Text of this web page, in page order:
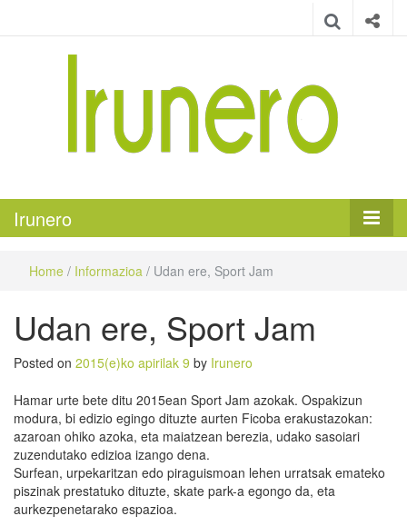
Irunero
Home / Informazioa / Udan ere, Sport Jam
Udan ere, Sport Jam
Posted on 2015(e)ko apirilak 9 by Irunero
Hamar urte bete ditu 2015ean Sport Jam azokak. Ospakizun
modura, bi edizio egingo dituzte aurten Ficoba erakustazokan:
azaroan ohiko azoka, eta maiatzean berezia, udako sasoiari
zuzendutako edizioa izango dena.
Surfean, urpekaritzan edo piraguismoan lehen urratsak emateko
piszinak prestatuko dituzte, skate park-a egongo da, eta
aurkezpenetarako espazioa.